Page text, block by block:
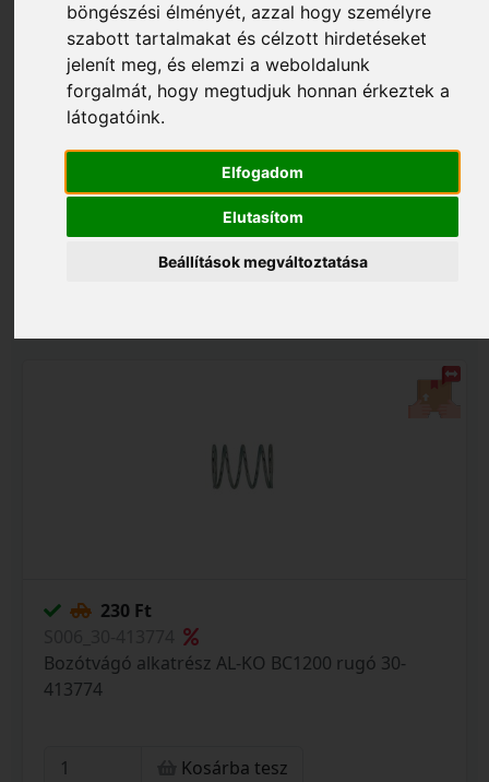
böngészési élményét, azzal hogy személyre
szabott tartalmakat és célzott hirdetéseket
jelenít meg, és elemzi a weboldalunk
forgalmát, hogy megtudjuk honnan érkeztek a
látogatóink.
Elfogadom
Elutasítom
Beállítások megváltoztatása
AL-KO Damilfej Fast And Easy 113806
230 Ft
Bozótvágó alkatrész AL-KO BC1200 rugó 30-
413774
Kosárba tesz